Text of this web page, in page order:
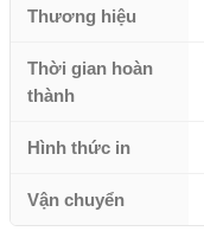
Thương hiệu
Thời gian hoàn
thành
Hình thức in
Vận chuyển